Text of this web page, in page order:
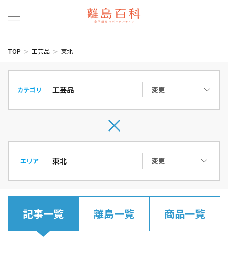
TOP 工芸品 東北
カテゴリ 変更
エリア 変更
記事一覧 離島一覧 商品一覧